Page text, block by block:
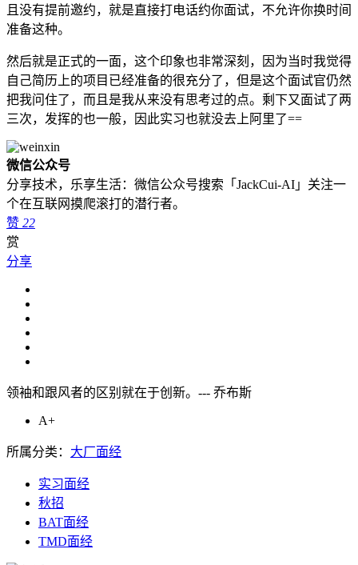
且没有提前邀约，就是直接打电话约你面试，不允许你换时间
准备这种。
然后就是正式的一面，这个印象也非常深刻，因为当时我觉得
自己简历上的项目已经准备的很充分了，但是这个面试官仍然
把我问住了，而且是我从来没有思考过的点。剩下又面试了两
三次，发挥的也一般，因此实习也就没去上阿里了==
微信公众号
分享技术，乐享生活：微信公众号搜索「JackCui-AI」关注一
个在互联网摸爬滚打的潜行者。
赞 22
赏
分享
领袖和跟风者的区别就在于创新。--- 乔布斯
A+
所属分类： 大厂面经
实习面经
秋招
BAT面经
TMD面经